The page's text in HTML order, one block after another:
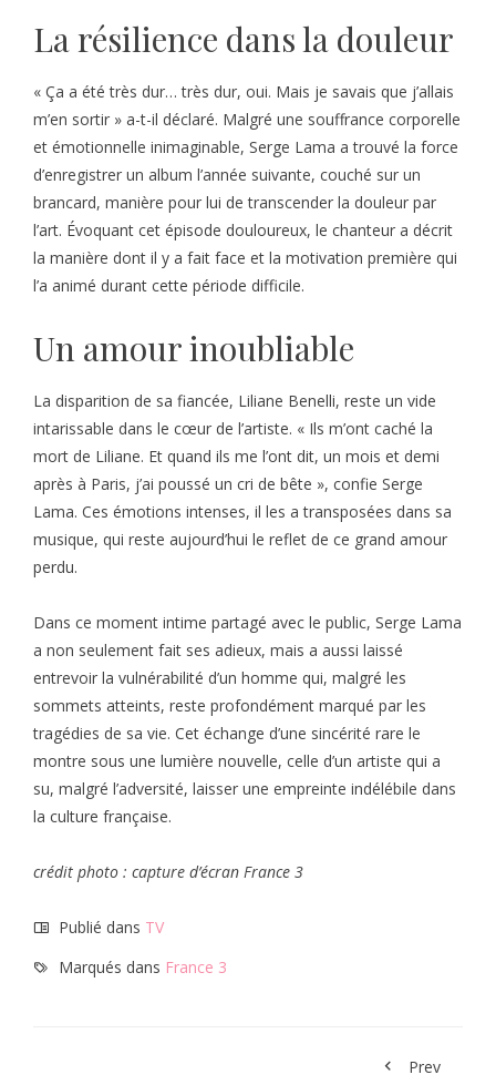
La résilience dans la douleur
« Ça a été très dur… très dur, oui. Mais je savais que j’allais
m’en sortir » a-t-il déclaré. Malgré une souffrance corporelle
et émotionnelle inimaginable, Serge Lama a trouvé la force
d’enregistrer un album l’année suivante, couché sur un
brancard, manière pour lui de transcender la douleur par
l’art. Évoquant cet épisode douloureux, le chanteur a décrit
la manière dont il y a fait face et la motivation première qui
l’a animé durant cette période difficile.
Un amour inoubliable
La disparition de sa fiancée, Liliane Benelli, reste un vide
intarissable dans le cœur de l’artiste. « Ils m’ont caché la
mort de Liliane. Et quand ils me l’ont dit, un mois et demi
après à Paris, j’ai poussé un cri de bête », confie Serge
Lama. Ces émotions intenses, il les a transposées dans sa
musique, qui reste aujourd’hui le reflet de ce grand amour
perdu.
Dans ce moment intime partagé avec le public, Serge Lama
a non seulement fait ses adieux, mais a aussi laissé
entrevoir la vulnérabilité d’un homme qui, malgré les
sommets atteints, reste profondément marqué par les
tragédies de sa vie. Cet échange d’une sincérité rare le
montre sous une lumière nouvelle, celle d’un artiste qui a
su, malgré l’adversité, laisser une empreinte indélébile dans
la culture française.
crédit photo : capture d’écran France 3
Publié dans TV
Marqués dans France 3
Prev